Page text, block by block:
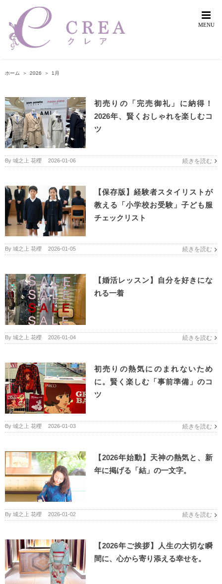
content
ホーム ＞ 2026 ＞ 1月
初売りの「完売御礼」に納得！
2026年、賢くおしゃれを楽しむコ
ツ
By 城之上 花櫻 2026-01-06 続きを読む
【保存版】経験者スタイリストが
教える「小学校お受験」子ども服
チェックリスト
By 城之上 花櫻 2026-01-05 続きを読む
【婚活レッスン】自分を好きにな
れる一着
By 城之上 花櫻 2026-01-04 続きを読む
初売りの熱気にのまれないため
に。賢く楽しむ「事前準備」のコ
ツ
By 城之上 花櫻 2026-01-03 続きを読む
【2026年始動】天神の熱気と、新
年に掲げる「結」の一文字。
By 城之上 花櫻 2026-01-02 続きを読む
【2026年ご挨拶】人生の大切な瞬
間に、心から寄り添える幸せを。